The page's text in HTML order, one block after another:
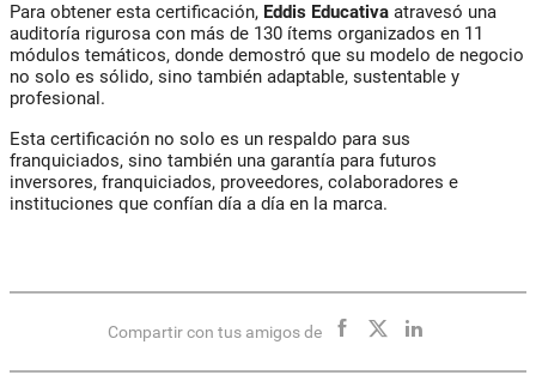
Para obtener esta certificación, Eddis Educativa atravesó una
auditoría rigurosa con más de 130 ítems organizados en 11
módulos temáticos, donde demostró que su modelo de negocio
no solo es sólido, sino también adaptable, sustentable y
profesional.
Esta certificación no solo es un respaldo para sus
franquiciados, sino también una garantía para futuros
inversores, franquiciados, proveedores, colaboradores e
instituciones que confían día a día en la marca.
Compartir con tus amigos de